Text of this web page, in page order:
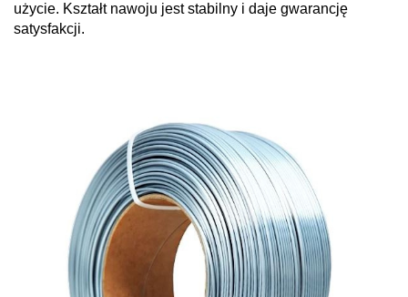
użycie. Kształt nawoju jest stabilny i daje gwarancję
satysfakcji.